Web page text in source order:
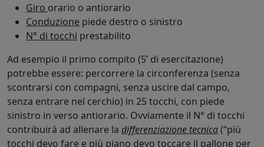
Giro orario o antiorario
Conduzione piede destro o sinistro
N° di tocchi prestabilito
Ad esempio il primo compito (5’ di esercitazione)
potrebbe essere: percorrere la circonferenza (senza
scontrarsi con compagni, senza uscire dal campo,
senza entrare nel cerchio) in 25 tocchi, con piede
sinistro in verso antiorario. Ovviamente il N° di tocchi
contribuirà ad allenare la differenziazione tecnica(“più
tocchi devo fare e più piano devo toccare il pallone per